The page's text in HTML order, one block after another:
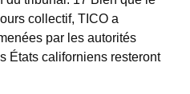
collectif, TICO a
par les autorités
États californiens resteront